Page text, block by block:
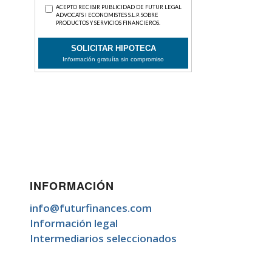
INFORMACIÓN
info@futurfinances.com
Información legal
Intermediarios seleccionados